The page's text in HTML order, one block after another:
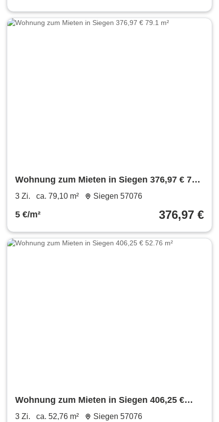
Wohnung zum Mieten in Siegen 376,97 € 79.1
m²
3 Zi. ca. 79,10 m² Siegen 57076
5 €/m² 376,97 €
Wohnung zum Mieten in Siegen 406,25 €
52.76 m²
3 Zi. ca. 52,76 m² Siegen 57076